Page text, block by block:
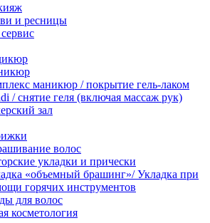
и ресницы
маникюр / покрытие гель-лаком
/ снятие геля (включая массаж рук)
зал
волос
укладки и прически
«объемный брашинг»/ Укладка при
горячих инструментов
для волос
косметология